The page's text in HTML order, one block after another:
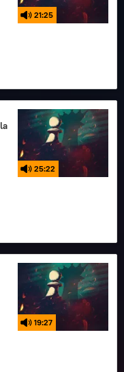
21:25
25:22
19:27